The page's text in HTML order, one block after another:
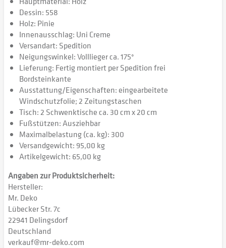
Dessin: 558
Holz: Pinie
Innenausschlag: Uni Creme
Versandart: Spedition
Neigungswinkel: Volllieger ca. 175°
Lieferung: Fertig montiert per Spedition frei
Bordsteinkante
Ausstattung/Eigenschaften: eingearbeitete
Windschutzfolie; 2 Zeitungstaschen
Tisch: 2 Schwenktische ca. 30 cm x 20 cm
Fußstützen: Ausziehbar
Maximalbelastung (ca. kg): 300
Versandgewicht: 95,00 kg
Artikelgewicht: 65,00 kg
Angaben zur Produktsicherheit:
Hersteller:
Mr. Deko
Lübecker Str. 7c
22941 Delingsdorf
Deutschland
verkauf@mr-deko.com